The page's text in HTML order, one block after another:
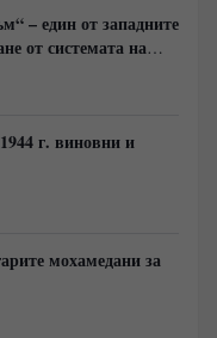
– един от западните
от системата на
г. виновни и
мохамедани за